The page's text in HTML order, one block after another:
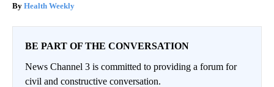
Health Weekly
BE PART OF THE CONVERSATION
News Channel 3 is committed to providing a forum for
civil and constructive conversation.